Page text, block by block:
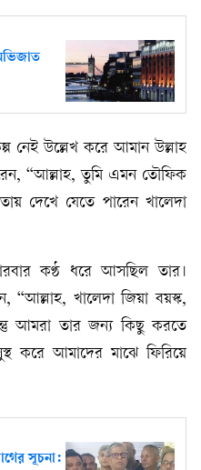
নেই উল্লেখ করে আমান উল্লাহ
“আল্লাহ, তুমি এমন তৌফিক
দেখে যেতে পারেন খালেদা
কণ্ঠ ধরে আসছিল তার।
“আল্লাহ, খালেদা জিয়া বয়স্ক,
আমরা তার জন্য কিছু করতে
করে আমাদের মাঝে ফিরিয়ে
সূচনা: